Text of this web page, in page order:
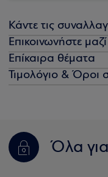
Κάντε τις
Επικοινωνήστε
Επίκαιρα θέματα
Τιμολόγιο & Όροι
Όλα